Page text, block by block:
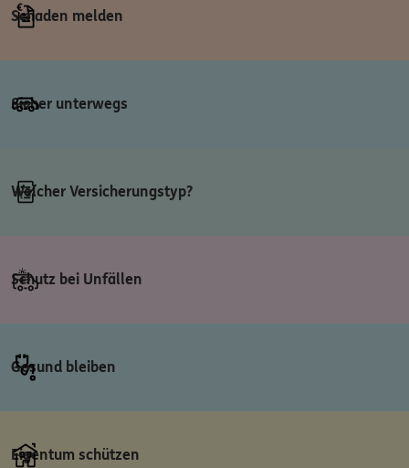
Schaden melden
Sicher unterwegs
Welcher Versicherungstyp?
Schutz bei Unfällen
Gesund bleiben
Eigentum schützen